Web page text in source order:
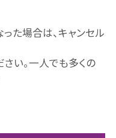
た場合は、キャンセル
い。一人でも多くの